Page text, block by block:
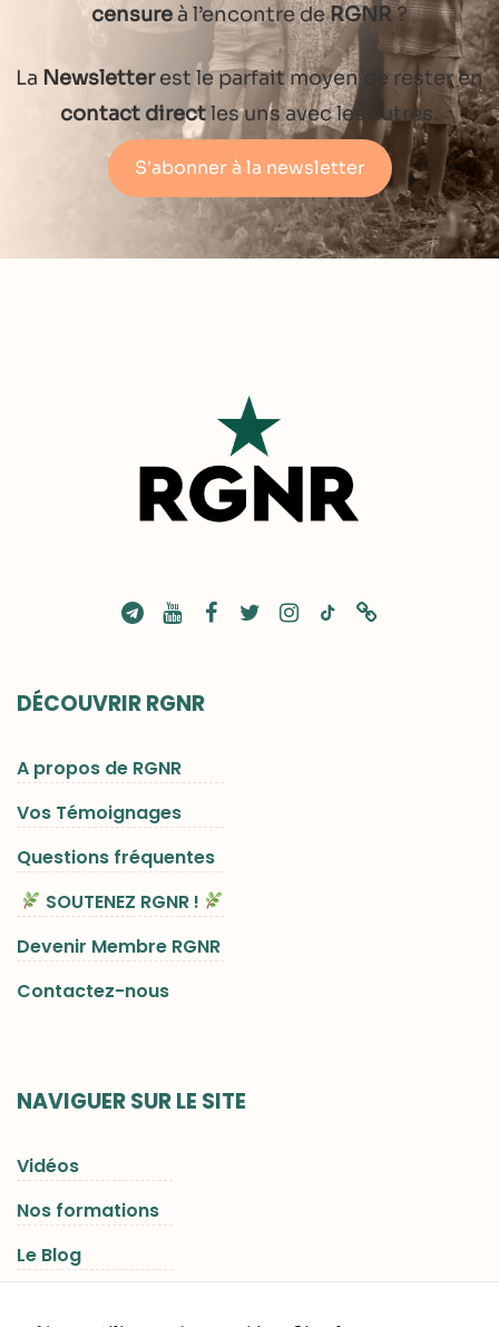
censureà l’encontre deRGNR?
La Newsletterest le parfait moyen de rester en
contact directles uns avec les autres.
S'abonner à la newsletter
DÉCOUVRIR RGNR
A propos de RGNR
Vos Témoignages
Questions fréquentes
SOUTENEZ RGNR !
Devenir Membre RGNR
Contactez-nous
NAVIGUER SUR LE SITE
Vidéos
Nos formations
Le Blog